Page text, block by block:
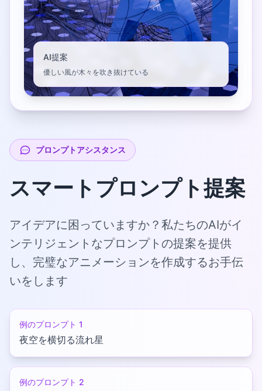
AI提案
優しい風が木々を吹き抜けている
プロンプトアシスタンス
スマートプロンプト提案
アイデアに困っていますか？私たちのAIがイ
ンテリジェントなプロンプトの提案を提供
し、完璧なアニメーションを作成するお手伝
いをします
例のプロンプト 1
夜空を横切る流れ星
例のプロンプト 2